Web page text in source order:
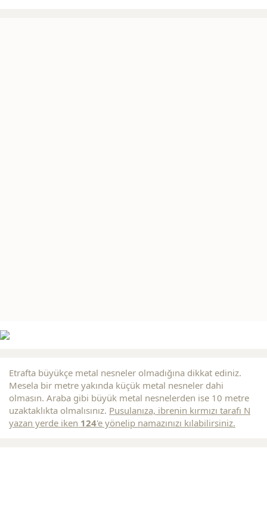
Etrafta büyükçe metal nesneler olmadığına dikkat ediniz.
Mesela bir metre yakında küçük metal nesneler dahi
olmasın. Araba gibi büyük metal nesnelerden ise 10 metre
uzaktaklıkta olmalısınız. Pusulanıza, ibrenin kırmızı tarafı N
yazan yerde iken 124'e yönelip namazınızı kılabilirsiniz.